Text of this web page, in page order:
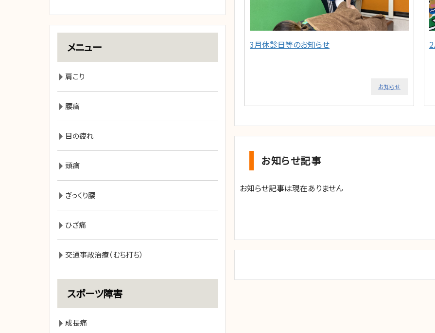
3月休診日等のお知らせ
お知らせ
お知らせ記事
お知らせ記事は現在ありません
メニュー
肩こり
腰痛
目の疲れ
頭痛
ぎっくり腰
ひざ痛
交通事故治療（むち打ち）
スポーツ障害
成長痛